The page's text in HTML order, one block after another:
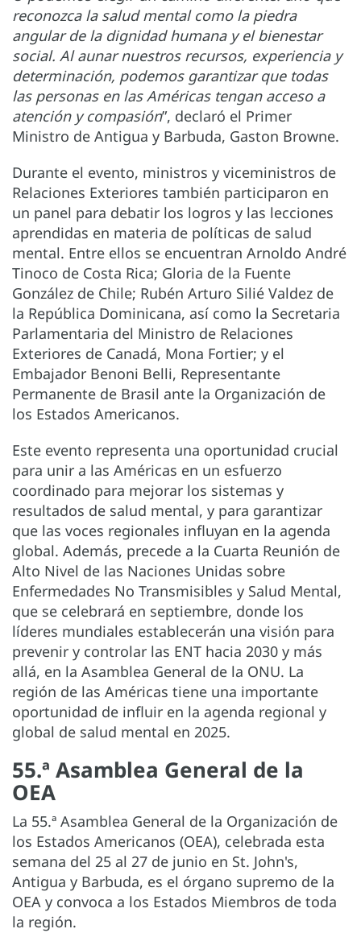
reconozca la salud mental como la piedra
angular de la dignidad humana y el bienestar
social. Al aunar nuestros recursos, experiencia y
determinación, podemos garantizar que todas
las personas en las Américas tengan acceso a
atención y compasión”, declaró el Primer
Ministro de Antigua y Barbuda, Gaston Browne.
Durante el evento, ministros y viceministros de
Relaciones Exteriores también participaron en
un panel para debatir los logros y las lecciones
aprendidas en materia de políticas de salud
mental. Entre ellos se encuentran Arnoldo André
Tinoco de Costa Rica; Gloria de la Fuente
González de Chile; Rubén Arturo Silié Valdez de
la República Dominicana, así como la Secretaria
Parlamentaria del Ministro de Relaciones
Exteriores de Canadá, Mona Fortier; y el
Embajador Benoni Belli, Representante
Permanente de Brasil ante la Organización de
los Estados Americanos.
Este evento representa una oportunidad crucial
para unir a las Américas en un esfuerzo
coordinado para mejorar los sistemas y
resultados de salud mental, y para garantizar
que las voces regionales influyan en la agenda
global. Además, precede a la Cuarta Reunión de
Alto Nivel de las Naciones Unidas sobre
Enfermedades No Transmisibles y Salud Mental,
que se celebrará en septiembre, donde los
líderes mundiales establecerán una visión para
prevenir y controlar las ENT hacia 2030 y más
allá, en la Asamblea General de la ONU. La
región de las Américas tiene una importante
oportunidad de influir en la agenda regional y
global de salud mental en 2025.
55.ª Asamblea General de la
OEA
La 55.ª Asamblea General de la Organización de
los Estados Americanos (OEA), celebrada esta
semana del 25 al 27 de junio en St. John's,
Antigua y Barbuda, es el órgano supremo de la
OEA y convoca a los Estados Miembros de toda
la región.